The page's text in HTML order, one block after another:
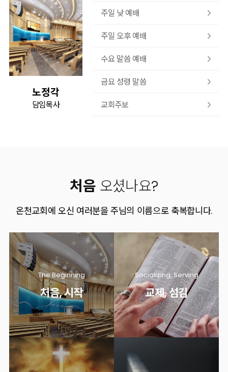
노정각
담임목사
주일 낮 예배
주일 오후 예배
수요 말씀 예배
금요 성령 말씀
교회주보
처음 오셨나요?
온천교회에 오신 여러분을 주님의 이름으로 축복합니다.
The Beginning
처음, 시작
Socializing, Serving
교제, 섬김